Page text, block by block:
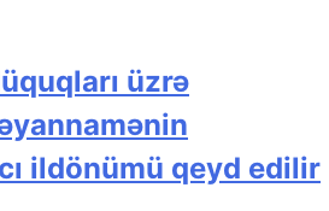
üzrə
ildönümü qeyd edilir